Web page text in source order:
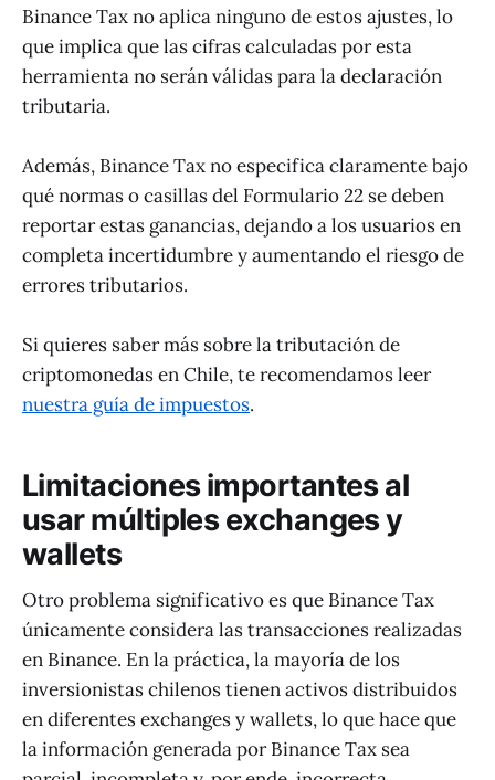
Binance Tax no aplica ninguno de estos ajustes, lo
que implica que las cifras calculadas por esta
herramienta no serán válidas para la declaración
tributaria.
Además, Binance Tax no especifica claramente bajo
qué normas o casillas del Formulario 22 se deben
reportar estas ganancias, dejando a los usuarios en
completa incertidumbre y aumentando el riesgo de
errores tributarios.
Si quieres saber más sobre la tributación de
criptomonedas en Chile, te recomendamos leer
nuestra guía de impuestos.
Limitaciones importantes al
usar múltiples exchanges y
wallets
Otro problema significativo es que Binance Tax
únicamente considera las transacciones realizadas
en Binance. En la práctica, la mayoría de los
inversionistas chilenos tienen activos distribuidos
en diferentes exchanges y wallets, lo que hace que
la información generada por Binance Tax sea